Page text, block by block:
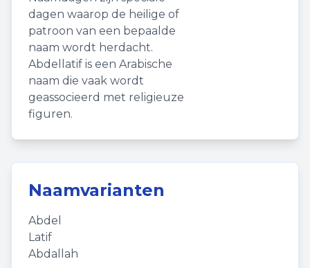
dagen waarop de heilige of
patroon van een bepaalde
naam wordt herdacht.
Abdellatif is een Arabische
naam die vaak wordt
geassocieerd met religieuze
figuren.
Naamvarianten
Abdel
Latif
Abdallah